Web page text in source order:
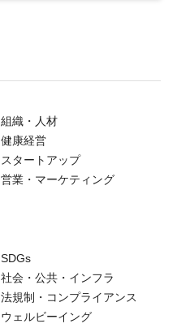
組織・人材
健康経営
スタートアップ
営業・マーケティング
SDGs
社会・公共・インフラ
法規制・コンプライアンス
ウェルビーイング